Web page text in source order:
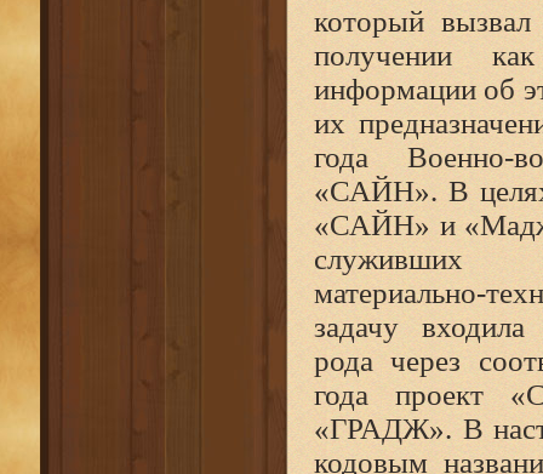
который
получении
информации об
их
года
«САЙН». В
«САЙН» и
задачу
рода через
года проект
«ГРАДЖ». В
кодовым